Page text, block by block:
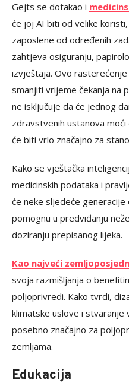
Gejts se dotakao i
će joj AI biti od velike
zaposlene od određenih
zahtjeva osiguranju,
izvještaja. Ovo
smanjiti vrijeme čekanja na
ne isključuje da će jednog
zdravstvenih ustanova
će biti vrlo značajno za
Kako se vještačka
medicinskih podataka i
će neke sljedeće
pomognu u predviđanju
doziranju prepisanog lijeka.
Kao najveći
svoja razmišljanja o
poljoprivredi. Kako tvrdi,
klimatske uslove i stvaranje
posebno značajno za
zemljama.
Edukacija